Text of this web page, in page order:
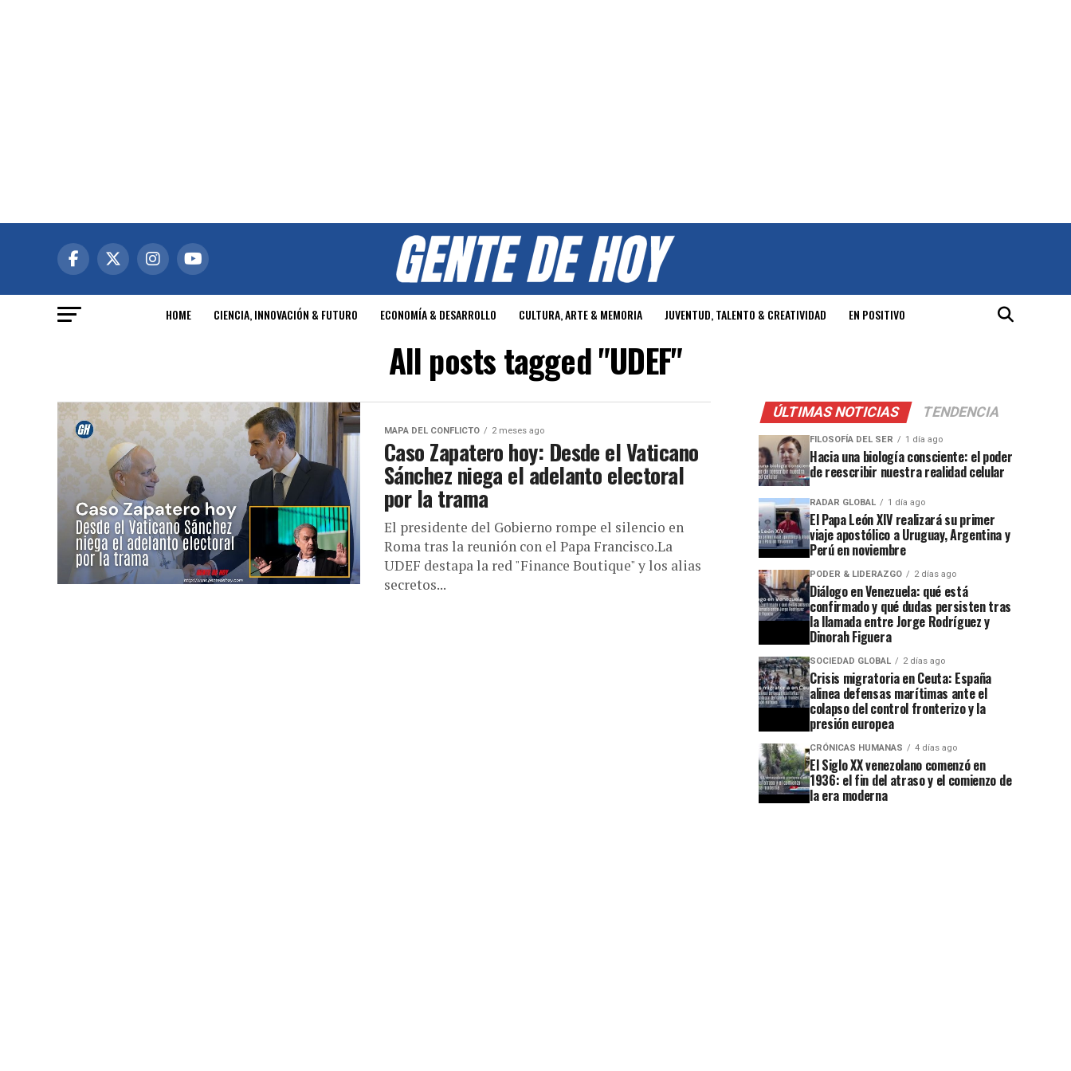
HOME CIENCIA, INNOVACIÓN & FUTURO ECONOMÍA & DESARROLLO CULTURA, ARTE & MEMORIA JUVENTUD, TALENTO & CREATIVIDAD EN POSITIVO
All posts tagged "UDEF"
MAPA DEL CONFLICTO 2 meses ago
Caso Zapatero hoy: Desde el Vaticano
Sánchez niega el adelanto electoral
por la trama
El presidente del Gobierno rompe el silencio en
Roma tras la reunión con el Papa Francisco.La
UDEF destapa la red "Finance Boutique" y los alias
secretos...
ÚLTIMAS NOTICIAS TENDENCIA
FILOSOFÍA DEL SER 1 día ago
Hacia una biología consciente: el poder
de reescribir nuestra realidad celular
RADAR GLOBAL 1 día ago
El Papa León XIV realizará su primer
viaje apostólico a Uruguay, Argentina y
Perú en noviembre
PODER & LIDERAZGO 2 días ago
Diálogo en Venezuela: qué está
confirmado y qué dudas persisten tras
la llamada entre Jorge Rodríguez y
Dinorah Figuera
SOCIEDAD GLOBAL 2 días ago
Crisis migratoria en Ceuta: España
alinea defensas marítimas ante el
colapso del control fronterizo y la
presión europea
CRÓNICAS HUMANAS 4 días ago
El Siglo XX venezolano comenzó en
1936: el fin del atraso y el comienzo de
la era moderna